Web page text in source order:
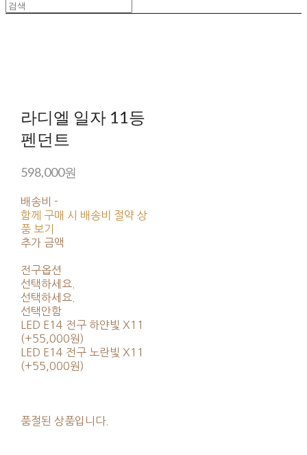
라디엘 일자 11등
펜던트
598,000원
배송비 -
함께 구매 시 배송비 절약 상
품 보기
추가 금액
전구옵션
선택하세요.
선택하세요.
선택안함
LED E14 전구 하얀빛 X11
(+55,000원)
LED E14 전구 노란빛 X11
(+55,000원)
품절된 상품입니다.